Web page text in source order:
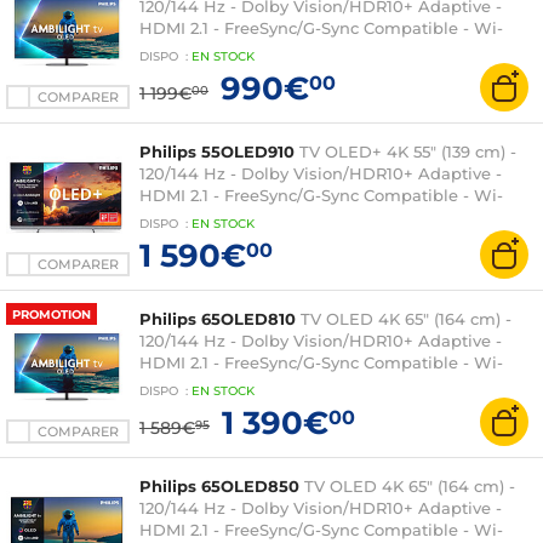
COMPARER
120/144 Hz - Dolby Vision/HDR10+ Adaptive -
HDMI 2.1 - FreeSync/G-Sync Compatible - Wi-
Fi/Bluetooth - Google TV - Google Assistant -
Ambilight 3 côtés - Son 2.1 70W Dolby Atmos
DISPO : EN STOCK
1 199€00 990€00
COMPARER
Philips 55OLED910 TV OLED+ 4K 55" (139 cm) -
120/144 Hz - Dolby Vision/HDR10+ Adaptive -
HDMI 2.1 - FreeSync/G-Sync Compatible - Wi-
Fi/Bluetooth - Google TV - Google Assistant -
Ambilight 4 côtés - Son 3.1 80W Dolby Atmos
Bowers & Wilkins
DISPO : EN STOCK
1 590€00
PROMOTION
COMPARER
Philips 65OLED810 TV OLED 4K 65" (164 cm) -
120/144 Hz - Dolby Vision/HDR10+ Adaptive -
HDMI 2.1 - FreeSync/G-Sync Compatible - Wi-
Fi/Bluetooth - Google TV - Google Assistant -
Ambilight 3 côtés - Son 2.1 70W Dolby Atmos
DISPO : EN STOCK
1 589€95 1 390€00
Philips 65OLED850 TV OLED 4K 65" (164 cm) -
120/144 Hz - Dolby Vision/HDR10+ Adaptive -
HDMI 2.1 - FreeSync/G-Sync Compatible - Wi-